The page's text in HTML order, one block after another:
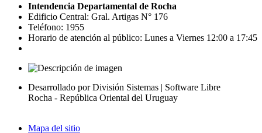
Intendencia Departamental de Rocha
Edificio Central: Gral. Artigas N° 176
Teléfono: 1955
Horario de atención al público: Lunes a Viernes 12:00 a 17:45
Desarrollado por División Sistemas | Software Libre
Rocha - República Oriental del Uruguay
Mapa del sitio